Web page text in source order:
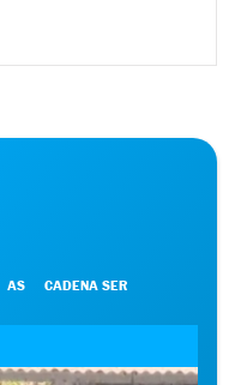
AS CADENA SER